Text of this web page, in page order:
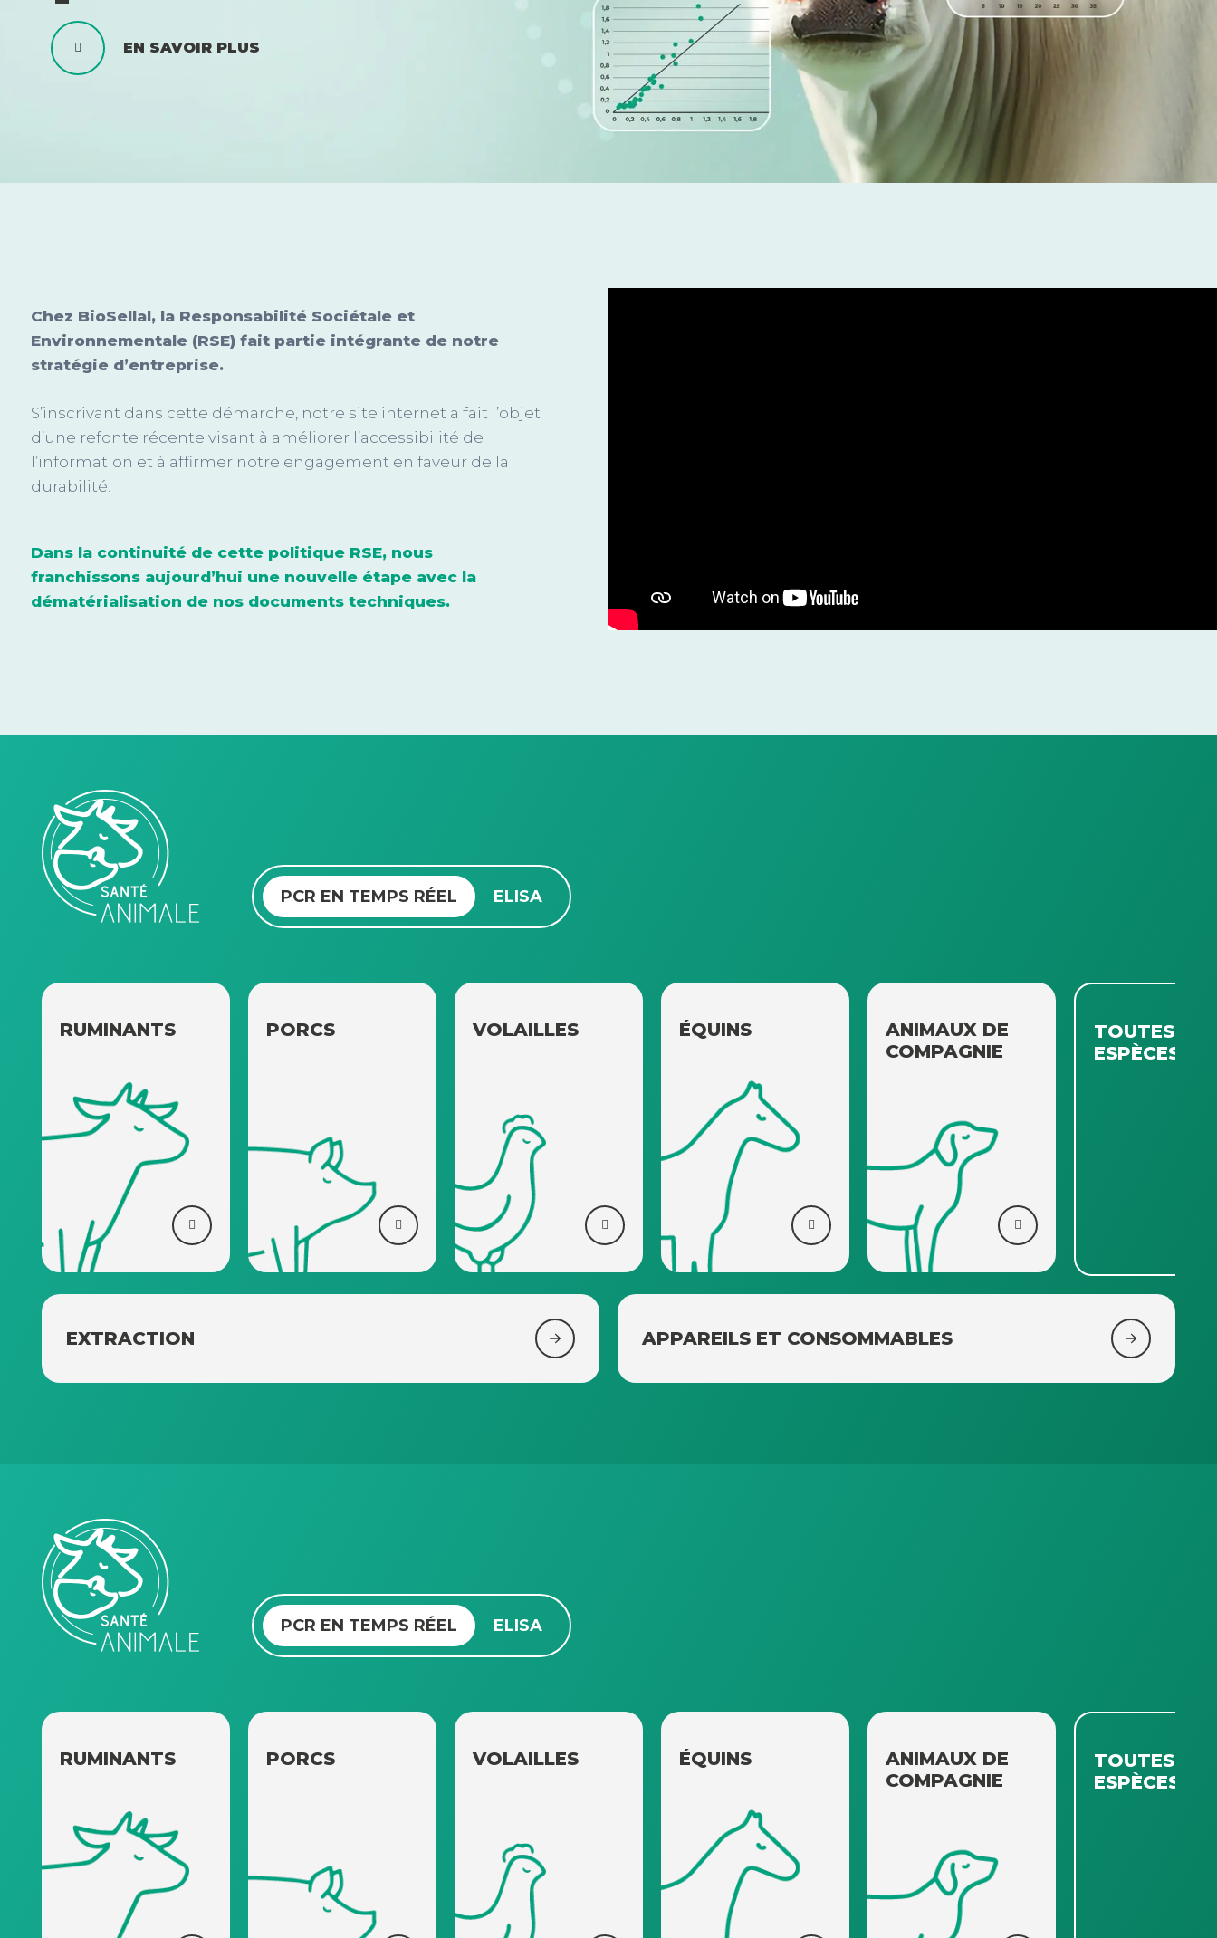
EN SAVOIR PLUS
Chez BioSellal, la Responsabilité Sociétale et
Environnementale (RSE) fait partie intégrante de notre
stratégie d’entreprise.
S’inscrivant dans cette démarche, notre site internet a fait l’objet
d’une refonte récente visant à améliorer l’accessibilité de
l’information et à affirmer notre engagement en faveur de la
durabilité.
Dans la continuité de cette politique RSE, nous
franchissons aujourd’hui une nouvelle étape avec la
dématérialisation de nos documents techniques.
PCR EN TEMPS RÉEL ELISA
RUMINANTS PORCS VOLAILLES ÉQUINS
ANIMAUX DE
COMPAGNIE
TOUTES
ESPÈCES
EXTRACTION APPAREILS ET CONSOMMABLES
PCR EN TEMPS RÉEL ELISA
RUMINANTS PORCS VOLAILLES ÉQUINS
ANIMAUX DE
COMPAGNIE
TOUTES
ESPÈCES